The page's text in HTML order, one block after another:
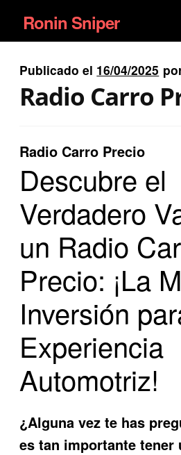
Ir
a
la
navegación
Ir
al
contenido
Ronin Sniper
EQUIPAMIENTO ÉLITE
RIFLES DEPORTIVOS
SATELITALES
Publicado el 16/04/2025
Radio Carro
Radio Carro Precio
Descubre el
Verdadero
un Radio
Precio: ¡La
Inversión
Experiencia
Automotriz!
¿Alguna vez te has
es tan importante tener